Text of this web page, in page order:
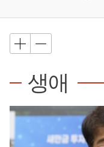
생애